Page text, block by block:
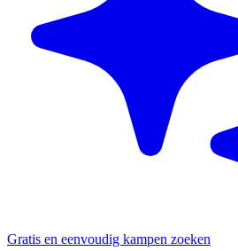
Gratis en eenvoudig kampen zoeken